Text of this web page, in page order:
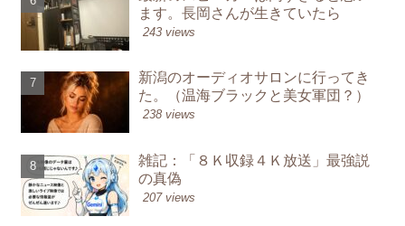
ます。長岡さんが生きていたら
243 views
新潟のオーディオサロンに行ってき
た。（温海ブラックと美女軍団？）
238 views
雑記：「８Ｋ収録４Ｋ放送」最強説
の真偽
207 views